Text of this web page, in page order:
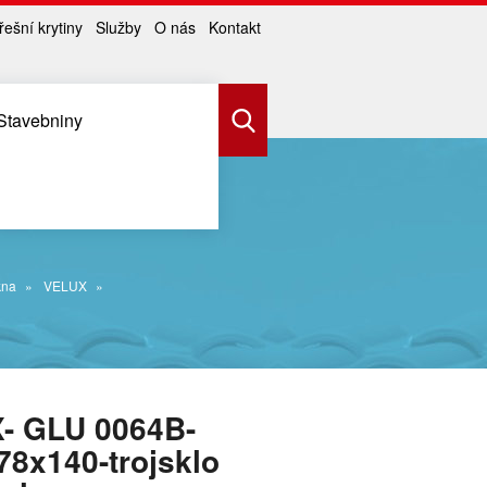
krytiny Služby O nás Kontakt
VELUX
GLU 0064B-
trojsklo